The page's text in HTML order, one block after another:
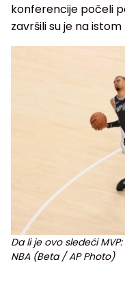
konferencije počeli
završili su je na
Da li je ovo sledeći
NBA (Beta / AP Photo)